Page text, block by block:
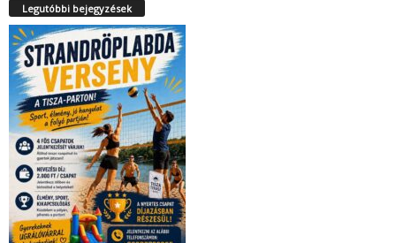
Legutóbbi bejegyzések